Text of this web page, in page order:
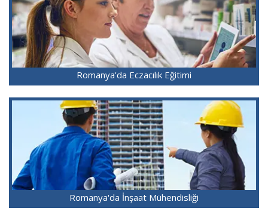
Romanya'da Eczacılık Eğitimi
Romanya'da İnşaat Mühendisliği